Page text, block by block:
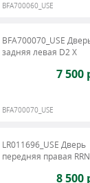
BFA700060_USE
BFA700070_USE
задняя левая D2 X
7 500
BFA700070_USE
LR011696_USE Дверь
передняя правая
8 500